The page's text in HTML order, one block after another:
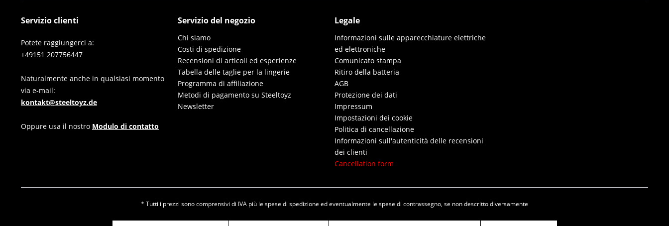
Servizio clienti
Potete raggiungerci a:
+49151 207756447
Naturalmente anche in qualsiasi momento
via e-mail:
kontakt@steeltoyz.de
Oppure usa il nostro Modulo di contatto
Servizio del negozio
Chi siamo
Costi di spedizione
Recensioni di articoli ed esperienze
Tabella delle taglie per la lingerie
Programma di affiliazione
Metodi di pagamento su Steeltoyz
Newsletter
Legale
Informazioni sulle apparecchiature elettriche
ed elettroniche
Comunicato stampa
Ritiro della batteria
AGB
Protezione dei dati
Impressum
Impostazioni dei cookie
Politica di cancellazione
Informazioni sull'autenticità delle recensioni
dei clienti
Cancellation form
* Tutti i prezzi sono comprensivi di IVA più le spese di spedizione ed eventualmente le spese di contrassegno, se non descritto diversamente